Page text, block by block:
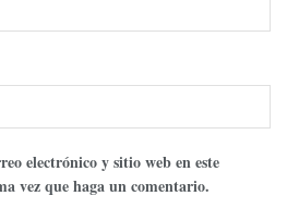
electrónico y sitio web en este
vez que haga un comentario.